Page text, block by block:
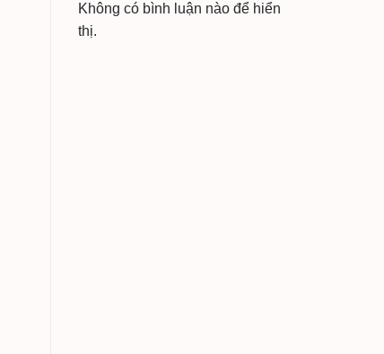
Không có bình luận nào để hiển
thị.